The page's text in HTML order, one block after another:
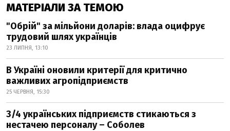
МАТЕРІАЛИ ЗА ТЕМОЮ
"Обрій" за мільйони доларів: влада оцифрує
трудовий шлях українців
23 ЛИПНЯ, 13:10
В Україні оновили критерії для критично
важливих агропідприємств
25 ЧЕРВНЯ, 15:30
3/4 українських підприємств стикаються з
нестачею персоналу – Соболев